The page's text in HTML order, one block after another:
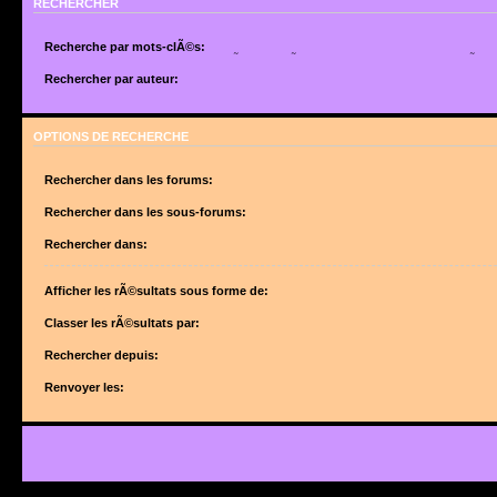
RECHERCHER
Recherche par mots-clÃ©s:
suite de mots sÃ©parÃ©s par des
Utilisez un * comme joker pour des recherches partielles.
Rechercher par auteur:
OPTIONS DE RECHERCHE
Rechercher dans les forums:
forums sont automatiquement inclus si vous ne dÃ©sactivez pas lâ€™option ci-
Rechercher dans les sous-forums:
Rechercher dans:
Afficher les rÃ©sultats sous forme de:
Classer les rÃ©sultats par:
Rechercher depuis:
Renvoyer les: